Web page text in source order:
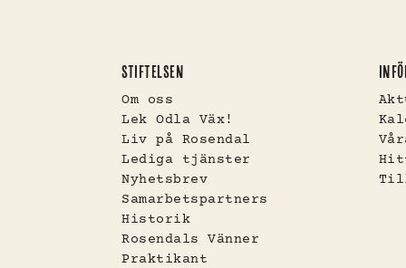
STIFTELSEN
Om oss
Lek Odla Väx!
Liv på Rosendal
Lediga tjänster
Nyhetsbrev
Samarbetspartners
Historik
Rosendals Vänner
Praktikant